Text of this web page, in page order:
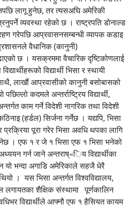
लागू हुनेछ, तर त्यसअघि अमेरिकी
व्यवस्था रहेको छ । राष्ट्रपति डोनाल्ड
गरेपछि आप्रवासनसम्बन्धी व्यापक कडाइ
वैधानिक (कानुनी)
छ । यसक्रममा वैचारिक दृष्टिकोणलाई
विद्यार्थी भिसा र स्थायी
लाखौं आप्रवासीको कानुनी बसोबासको
कदमले अन्तर्राष्ट्रिय विद्यार्थी,
काम गर्ने विदेशी नागरिक तथा विदेशी
(हर्डल) सिर्जना गर्नेछ । यद्यपि, भिसा
पूरा गरेर भिसा अवधि थपका लागि
। एफ १ र जे १ भिसा एफ १ भिसा भनेको
गर्न जाने अन्तराष्«िय विद्यार्थीका
यो भन्दा अगाडि अमेरिकाले सहजै धेरै
। यस भिसा अन्तर्गत विश्वविद्यालय,
शैक्षिक संस्थामा पूर्णकालिन
विद्यार्थीले आफ्नौ एफ १ हैसियत कायम